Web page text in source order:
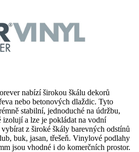
nabízí širokou škálu dekorů
nebo betonových dlaždic. Tyto
stabilní, jednoduché na údržbu,
a lze je pokládat na vodní
z široké škály barevných odstínů
buk, jasan, třešeň. Vinylové podlahy
jsou vhodné i do komerčních prostor.